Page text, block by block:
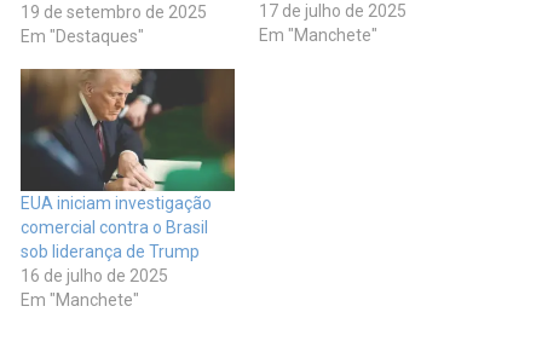
19 de setembro de 2025
Em "Destaques"
manifesto em defesa da
soberania nacional,
17 de julho de 2025
Em "Manchete"
EUA iniciam investigação
comercial contra o Brasil
sob liderança de Trump
16 de julho de 2025
Em "Manchete"